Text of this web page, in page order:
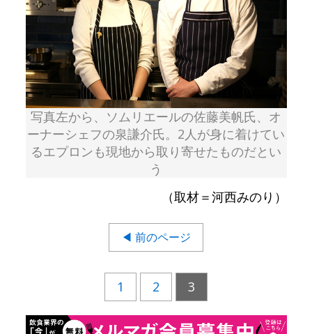
写真左から、ソムリエールの佐藤美帆氏、オ
ーナーシェフの泉謙介氏。2人が身に着けてい
るエプロンも現地から取り寄せたものだとい
う
（取材＝河西みのり）
◀ 前のページ
1 2 3